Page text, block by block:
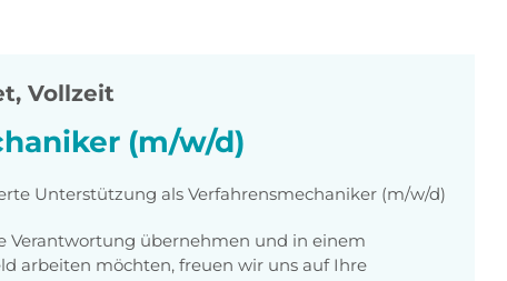
Vollzeit
(m/w/d)
Unterstützung als Verfahrensmechaniker (m/w/d)
Verantwortung übernehmen und in einem
arbeiten möchten, freuen wir uns auf Ihre